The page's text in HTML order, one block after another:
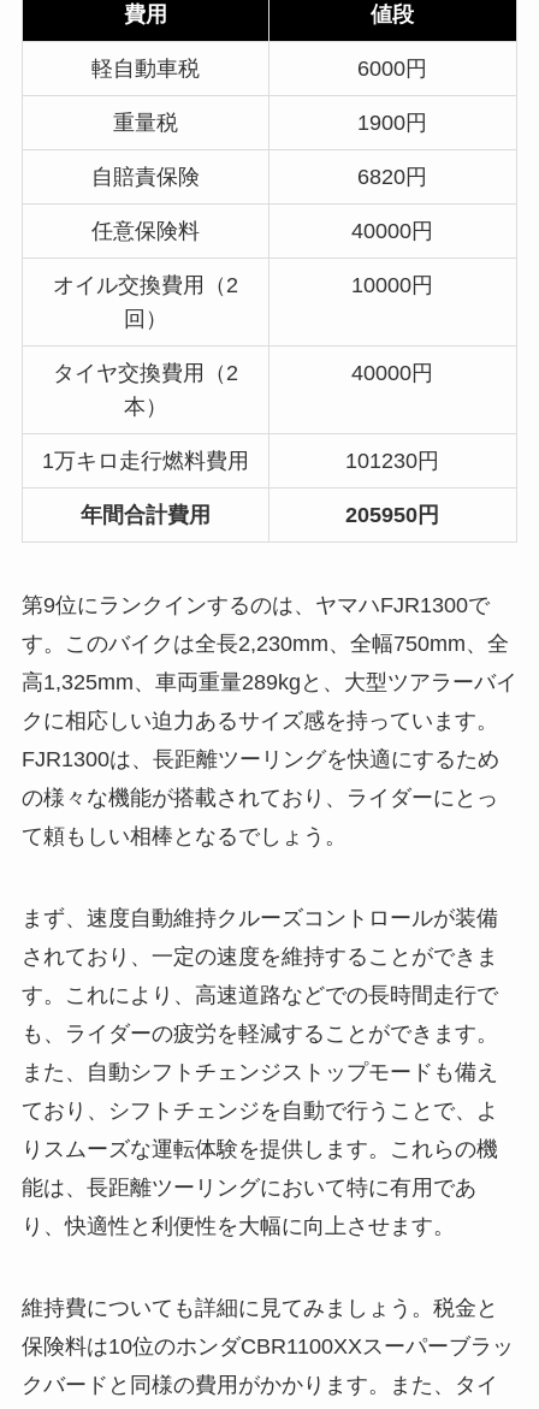
費用 値段
軽自動車税 6000円
重量税 1900円
自賠責保険 6820円
任意保険料 40000円
オイル交換費用（2
回）
10000円
タイヤ交換費用（2
本）
40000円
1万キロ走行燃料費用 101230円
年間合計費用 205950円
第9位にランクインするのは、ヤマハFJR1300で
す。このバイクは全長2,230mm、全幅750mm、全
高1,325mm、車両重量289kgと、大型ツアラーバイ
クに相応しい迫力あるサイズ感を持っています。
FJR1300は、長距離ツーリングを快適にするため
の様々な機能が搭載されており、ライダーにとっ
て頼もしい相棒となるでしょう。
まず、速度自動維持クルーズコントロールが装備
されており、一定の速度を維持することができま
す。これにより、高速道路などでの長時間走行で
も、ライダーの疲労を軽減することができます。
また、自動シフトチェンジストップモードも備え
ており、シフトチェンジを自動で行うことで、よ
りスムーズな運転体験を提供します。これらの機
能は、長距離ツーリングにおいて特に有用であ
り、快適性と利便性を大幅に向上させます。
維持費についても詳細に見てみましょう。税金と
保険料は10位のホンダCBR1100XXスーパーブラッ
クバードと同様の費用がかかります。また、タイ